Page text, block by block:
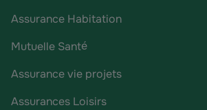
Assurance Habitation
Mutuelle Santé
Assurance vie projets
Assurances Loisirs